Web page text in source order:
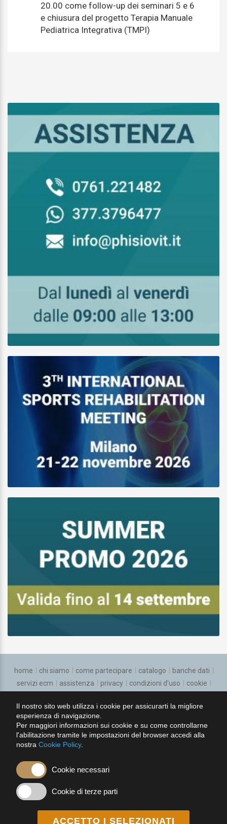
Il nostro sito web utilizza i cookie per assicurarti la migliore
esperienza di navigazione.
Per maggiori informazioni sui cookie e su come controllarne
l'abilitazione tramite le impostazioni del browser accedi alla
nostra Cookie Policy.
Cookie necessari
Cookie di terze parti
ACCETTO I SELEZIONATI
20.00 come follow-up dei seminari 5 e 6
e chiusura del progetto Terapia Manuale
Pediatrica Integrativa (TMPI)
home chi siamo come partecipare catalogo
banche dati
servizi ecm
assistenza privacy condizioni d'uso
cookie
seguici su:
PhisioVit S.r.l. Via Treviso, 44-50 01100 Viterbo (VT)